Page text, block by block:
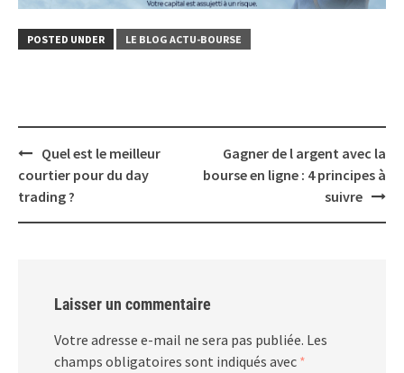
POSTED UNDER LE BLOG ACTU-BOURSE
Post
navigation
Quel est le meilleur
courtier pour du day
trading ?
Gagner de l argent avec la
bourse en ligne : 4 principes à
suivre
Laisser un commentaire
Votre adresse e-mail ne sera pas publiée. Les
champs obligatoires sont indiqués avec *